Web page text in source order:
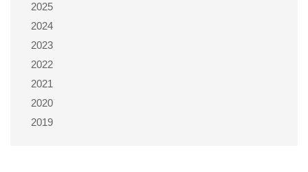
2025
2024
2023
2022
2021
2020
2019